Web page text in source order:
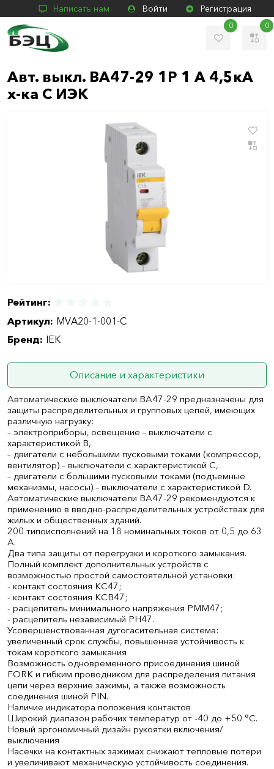
Написать нам Войти Регистрация
0 0
Авт. выкл. ВА47-29 1Р 1 А 4,5кА
х-ка С ИЭК
Рейтинг:
Артикул: MVA20-1-001-C
Бренд: IEK
Описание и характеристики
Автоматические выключатели ВА47-29 предназначены для
защиты распределительных и групповых цепей, имеющих
различную нагрузку:
– электроприборы, освещение – выключатели с
характеристикой В,
– двигатели с небольшими пусковыми токами (компрессор,
вентилятор) – выключатели с характеристикой C,
– двигатели с большими пусковыми токами (подъемные
механизмы, насосы) – выключатели с характеристикой D.
Автоматические выключатели ВА47-29 рекомендуются к
применению в вводно-распределительных устройствах для
жилых и общественных зданий.
200 типоисполнений на 18 номинальных токов от 0,5 до 63
А.
Два типа защиты от перегрузки и короткого замыкания.
Полный комплект дополнительных устройств с
возможностью простой самостоятельной установки:
- контакт состояния КС47;
- контакт состояния КСВ47;
- расцепитель минимального напряжения РММ47;
- расцепитель независимый РН47.
Усовершенствованная дугогасительная система:
увеличенный срок службы, повышенная устойчивость к
токам короткого замыкания
Возможность одновременного присоединения шиной
FORK и гибким проводником для распределения питания
цепи через верхние зажимы, а также возможность
соединения шиной PIN.
Наличие индикатора положения контактов
Широкий диапазон рабочих температур от -40 до +50 °С.
Новый эргономичный дизайн рукоятки включения/
выключения
Насечки на контактных зажимах снижают тепловые потери
и увеличивают механическую устойчивость соединения.